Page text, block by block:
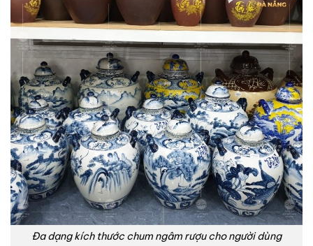
Đa dạng kích thước chum ngâm rượu cho người dùng